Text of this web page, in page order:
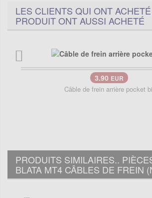
LES CLIENTS QUI ONT
PRODUIT ONT AUSSI ACHETÉ
3.90 EUR
Câble de frein arrière pocket
PRODUITS SIMILAIRES..
BLATA MT4 CÂBLES DE FREIN